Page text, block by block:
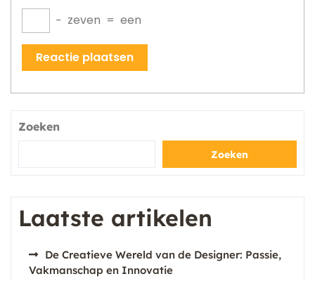
− zeven = een
Zoeken
Zoeken
Laatste artikelen
De Creatieve Wereld van de Designer: Passie,
Vakmanschap en Innovatie